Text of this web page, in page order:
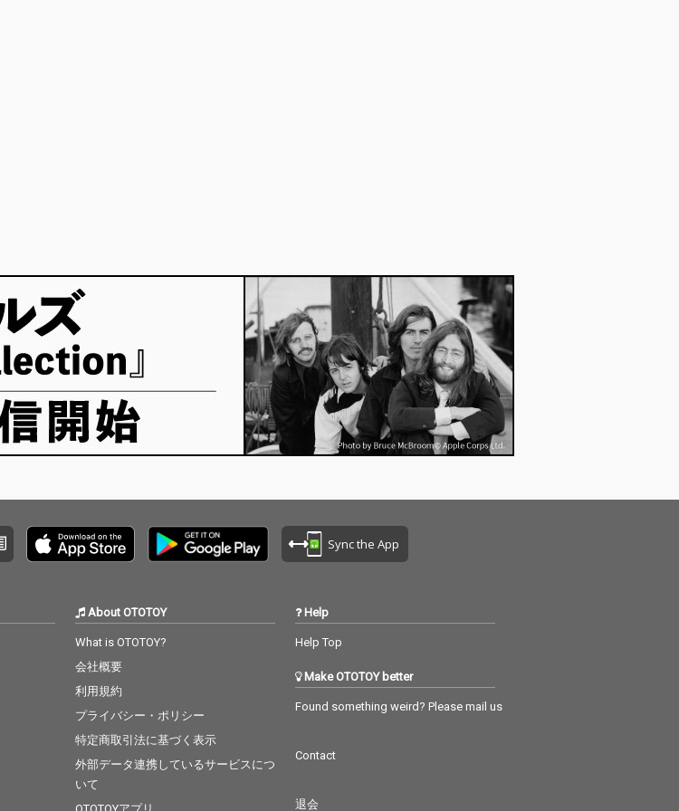
Sync the App
About OTOTOY
What is OTOTOY?
会社概要
利用規約
プライバシー・ポリシー
特定商取引法に基づく表示
外部データ連携しているサービスにつ
いて
Help
Help Top
Make OTOTOY better
Found something weird? Please mail us
Contact
退会